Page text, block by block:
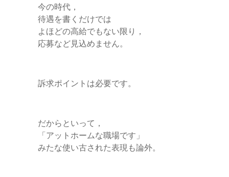
今の時代，
待遇を書くだけでは
よほどの高給でもない限り，
応募など見込めません。
訴求ポイントは必要です。
だからといって，
「アットホームな職場です」
みたな使い古された表現も論外。